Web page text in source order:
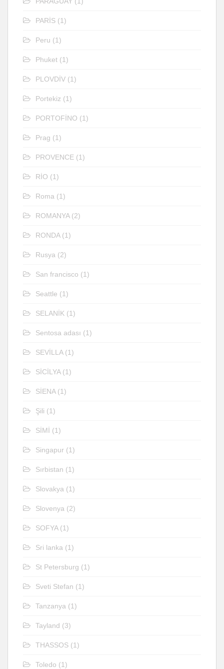
PARİS (1)
Peru (1)
Phuket (1)
PLOVDİV (1)
Portekiz (1)
PORTOFİNO (1)
Prag (1)
PROVENCE (1)
RİO (1)
Roma (1)
ROMANYA(2)
RONDA(1)
Rusya (2)
San francisco (1)
Seattle (1)
SELANİK (1)
Sentosa adası (1)
SEVİLLA(1)
SİCİLYA(1)
SİENA(1)
Şili (1)
SİMİ (1)
Singapur (1)
Sırbistan (1)
Slovakya (1)
Slovenya (2)
SOFYA(1)
Sri lanka (1)
St Petersburg (1)
Sveti Stefan (1)
Tanzanya (1)
Tayland (3)
THASSOS (1)
Toledo (1)